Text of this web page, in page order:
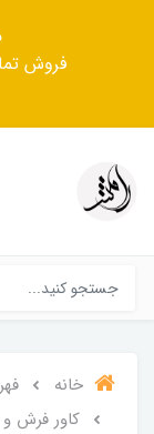
فروش
خانه
کاور فرش و